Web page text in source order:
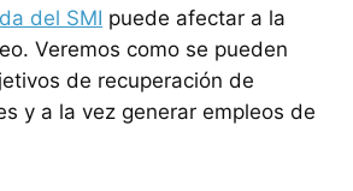
del SMI puede afectar a la
Veremos como se pueden
de recuperación de
y a la vez generar empleos de